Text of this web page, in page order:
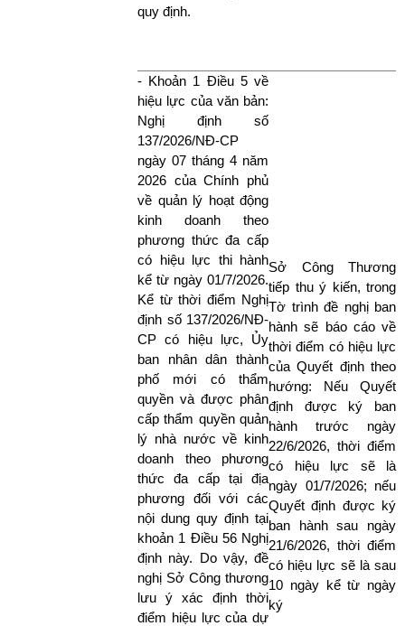
quy định.
- Khoản 1 Điều 5 về
hiệu lực của văn bản:
Nghị định số
137/2026/NĐ-CP
ngày 07 tháng 4 năm
2026 của Chính phủ
về quản lý hoạt động
kinh doanh theo
phương thức đa cấp
có hiệu lực thi hành
kể từ ngày 01/7/2026.
Kể từ thời điểm Nghị
định số 137/2026/NĐ-
CP có hiệu lực, Ủy
ban nhân dân thành
phố mới có thẩm
quyền và được phân
cấp thẩm quyền quản
lý nhà nước về kinh
doanh theo phương
thức đa cấp tại địa
phương đối với các
nội dung quy định tại
khoản 1 Điều 56 Nghị
định này. Do vậy, đề
nghị Sở Công thương
lưu ý xác định thời
điểm hiệu lực của dự
Sở Công Thương
tiếp thu ý kiến, trong
Tờ trình đề nghị ban
hành sẽ báo cáo về
thời điểm có hiệu lực
của Quyết định theo
hướng: Nếu Quyết
định được ký ban
hành trước ngày
22/6/2026, thời điểm
có hiệu lực sẽ là
ngày 01/7/2026; nếu
Quyết định được ký
ban hành sau ngày
21/6/2026, thời điểm
có hiệu lực sẽ là sau
10 ngày kể từ ngày
ký